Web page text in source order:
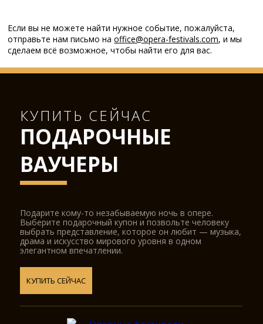
Если вы не можете найти нужное событие, пожалуйста,
отправьте нам письмо наoffice@opera-festivals.com, и мы
сделаем всё возможное, чтобы найти его для вас.
КУПИТЬ СЕЙЧАС
ПОДАРОЧНЫЕ
ВАУЧЕРЫ
Подарите кому-то незабываемую ночь в опере.
Выберите подарочный купон и позвольте человеку
выбрать представление, которое он любит — музыка,
драма и искусство мирового уровня в одном
элегантном впечатлении.
КУПИТЬ СЕЙЧАС